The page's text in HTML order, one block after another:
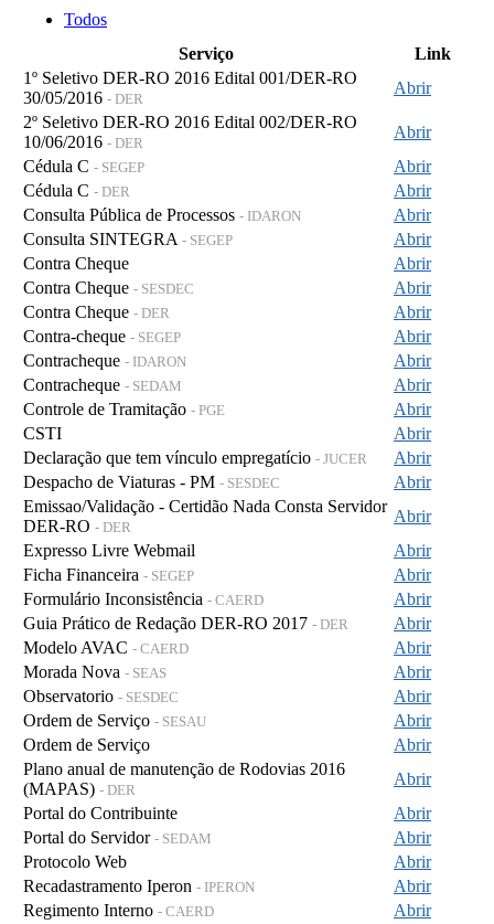
Todos
Serviço
Link
1º Seletivo DER-RO 2016 Edital 001/DER-RO
30/05/2016 - DER
Abrir
2º Seletivo DER-RO 2016 Edital 002/DER-RO
10/06/2016 - DER
Abrir
Cédula C - SEGEP
Abrir
Cédula C - DER
Abrir
Consulta Pública de Processos - IDARON
Abrir
Consulta SINTEGRA - SEGEP
Abrir
Contra Cheque
Abrir
Contra Cheque - SESDEC
Abrir
Contra Cheque - DER
Abrir
Contra-cheque - SEGEP
Abrir
Contracheque - IDARON
Abrir
Contracheque - SEDAM
Abrir
Controle de Tramitação - PGE
Abrir
CSTI
Abrir
Declaração que tem vínculo empregatício - JUCER
Abrir
Despacho de Viaturas - PM - SESDEC
Abrir
Emissao/Validação - Certidão Nada Consta Servidor
DER-RO - DER
Abrir
Expresso Livre Webmail
Abrir
Ficha Financeira - SEGEP
Abrir
Formulário Inconsistência - CAERD
Abrir
Guia Prático de Redação DER-RO 2017 - DER
Abrir
Modelo AVAC - CAERD
Abrir
Morada Nova - SEAS
Abrir
Observatorio - SESDEC
Abrir
Ordem de Serviço - SESAU
Abrir
Ordem de Serviço
Abrir
Plano anual de manutenção de Rodovias 2016
(MAPAS) - DER
Abrir
Portal do Contribuinte
Abrir
Portal do Servidor - SEDAM
Abrir
Protocolo Web
Abrir
Recadastramento Iperon - IPERON
Abrir
Regimento Interno - CAERD
Abrir